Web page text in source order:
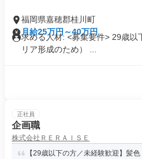
福岡県嘉穂郡桂川町
月給25万円～40万円
求める人材: <募集要件> 29歳以
リア形成のため） ...
正社員
企画職
株式会社ＲＥＲＡＩＳＥ
【29歳以下の方／未経験歓迎】髪